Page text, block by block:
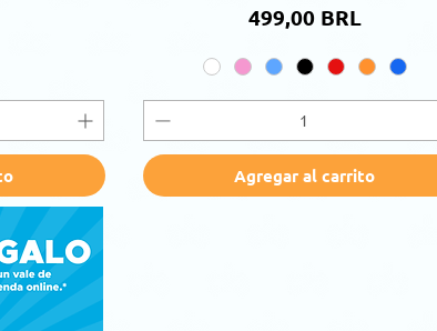
Precio
499,00 BRL
Agregar al carrito